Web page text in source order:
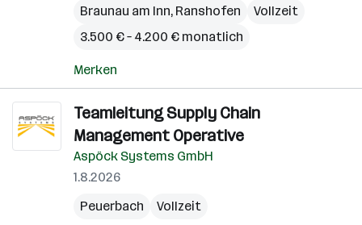
Braunau am Inn, Ranshofen
Vollzeit
3.500 € – 4.200 € monatlich
Merken
Teamleitung Supply Chain
Management Operative
Aspöck Systems GmbH
1.8.2026
Peuerbach
Vollzeit